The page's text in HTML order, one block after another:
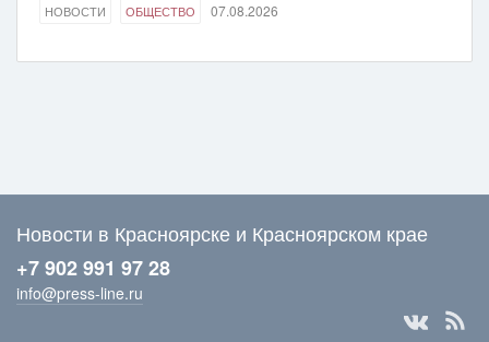
НОВОСТИ ОБЩЕСТВО 07.08.2026
Новости в Красноярске и Красноярском крае
+7 902 991 97 28
info@press-line.ru